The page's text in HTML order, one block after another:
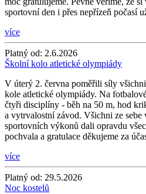
sportovní den i přes nepřízeň počasí
více
Platný od: 2.6.2026
Školní kolo atletické olympiády
V úterý 2. června poměřili síly
kole atletické olympiády. Na
čtyři disciplíny - běh na 50 m, hod
a vytrvalostní závod. Všichni ze
sportovních výkonů dali opravdu
pochvala a gratulace děkujeme za
více
Platný od: 29.5.2026
Noc kostelů